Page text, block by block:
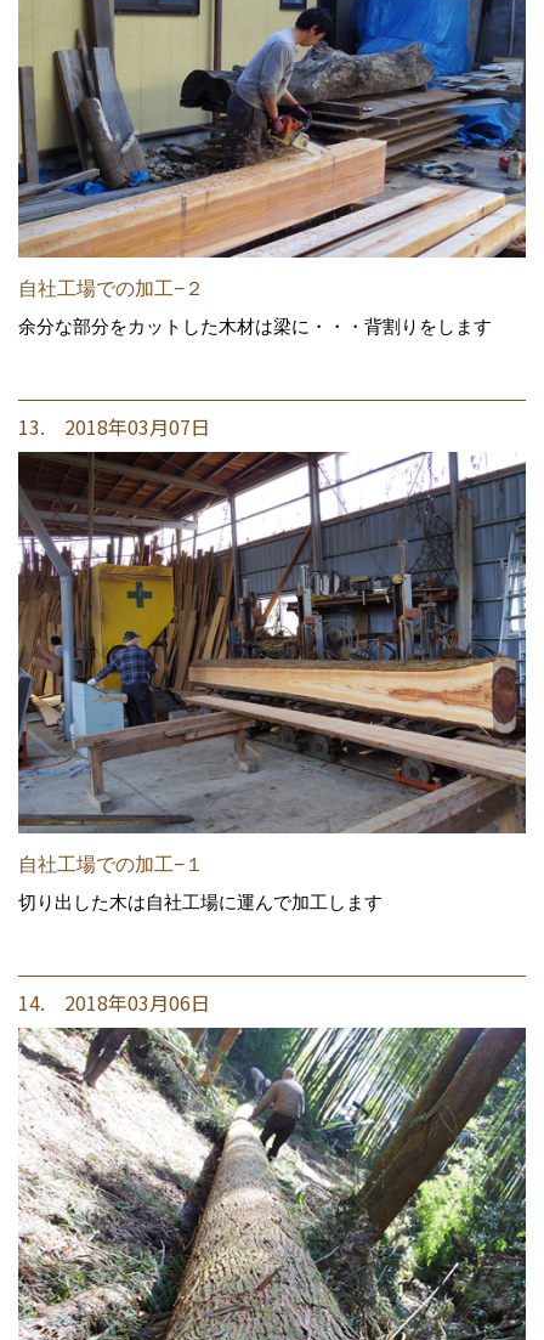
自社工場での加工−２
余分な部分をカットした木材は梁に・・・背割りをします
13. 2018年03月07日
自社工場での加工−１
切り出した木は自社工場に運んで加工します
14. 2018年03月06日